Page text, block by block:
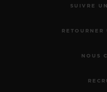
SUIVRE
RETOURNER
NOUS